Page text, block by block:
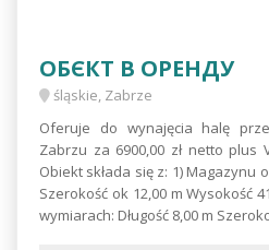
ОБЄКТ В ОРЕНДУ
śląskie, Zabrze
Oferuje do wynajęcia halę
Zabrzu za 6900,00 zł netto plus
Obiekt składa się z: 1) Magazynu
Szerokość ok 12,00 m Wysokość
wymiarach: Długość 8,00 m